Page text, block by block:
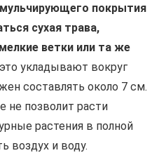
покрытия
сухая трава,
ветки или та же
укладывают вокруг
составлять около 7 см.
не позволит расти
растения в полной
воздух и воду.